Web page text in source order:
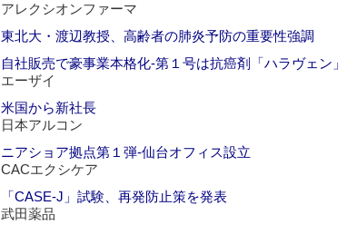
アレクシオンファーマ
東北大・渡辺教授、高齢者の肺炎予防の重要性強調
自社販売で豪事業本格化‐第１号は抗癌剤「ハラヴェン」
エーザイ
米国から新社長
日本アルコン
ニアショア拠点第１弾‐仙台オフィス設立
CACエクシケア
「CASE-J」試験、再発防止策を発表
武田薬品